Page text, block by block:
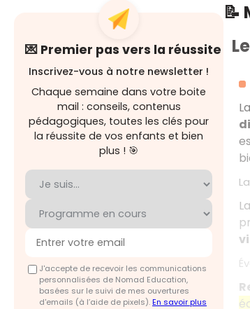
💌 Premier pas vers la réussite
Inscrivez-vous à notre newsletter !
Chaque semaine dans votre boite
mail : conseils, contenus
pédagogiques, toutes les clés pour
la réussite de vos enfants et bien
plus ! 🎯
J'accepte de recevoir les communications
personnalisées de Nomad Education,
basées sur le suivi de mes ouvertures
d'emails (à l’aide de pixels).En savoir plus
📝
La
La